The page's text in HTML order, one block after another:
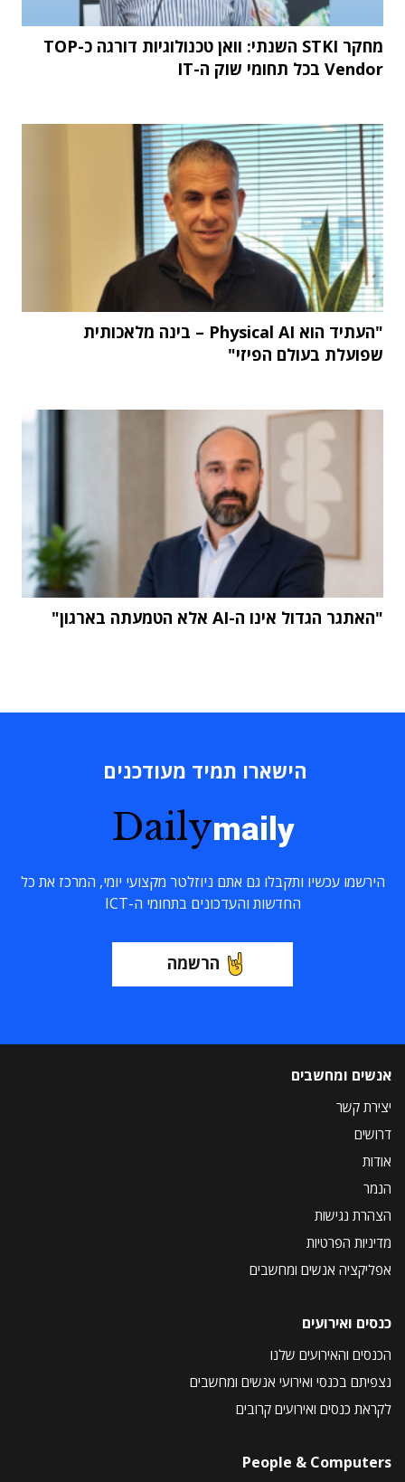
מחקר STKI השנתי: וואן טכנולוגיות דורגה כ-TOP
Vendor בכל תחומי שוק ה-IT
"העתיד הוא Physical AI – בינה מלאכותית
שפועלת בעולם הפיזי"
"האתגר הגדול אינו ה-AI אלא הטמעתה בארגון"
הישארו תמיד מעודכנים
Dailymaily
הירשמו עכשיו ותקבלו גם אתם ניוזלטר מקצועי יומי, המרכז את כל
החדשות והעדכונים בתחומי ה-ICT
הרשמה
אנשים ומחשבים
יצירת קשר
דרושים
אודות
הנמר
הצהרת נגישות
מדיניות הפרטיות
אפליקציה אנשים ומחשבים
כנסים ואירועים
הכנסים והאירועים שלנו
נצפיתם בכנסי ואירועי אנשים ומחשבים
לקראת כנסים ואירועים קרובים
People & Computers